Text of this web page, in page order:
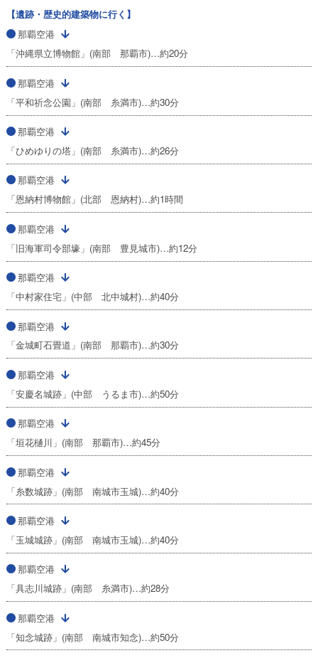
【遺跡・歴史的建築物に行く】
那覇空港
「沖縄県立博物館」(南部 那覇市)…約20分
那覇空港
「平和祈念公園」(南部 糸満市)…約30分
那覇空港
「ひめゆりの塔」(南部 糸満市)…約26分
那覇空港
「恩納村博物館」(北部 恩納村)…約1時間
那覇空港
「旧海軍司令部壕」(南部 豊見城市)…約12分
那覇空港
「中村家住宅」(中部 北中城村)…約40分
那覇空港
「金城町石畳道」(南部 那覇市)…約30分
那覇空港
「安慶名城跡」(中部 うるま市)…約50分
那覇空港
「垣花樋川」(南部 那覇市)…約45分
那覇空港
「糸数城跡」(南部 南城市玉城)…約40分
那覇空港
「玉城城跡」(南部 南城市玉城)…約40分
那覇空港
「具志川城跡」(南部 糸満市)…約28分
那覇空港
「知念城跡」(南部 南城市知念)…約50分